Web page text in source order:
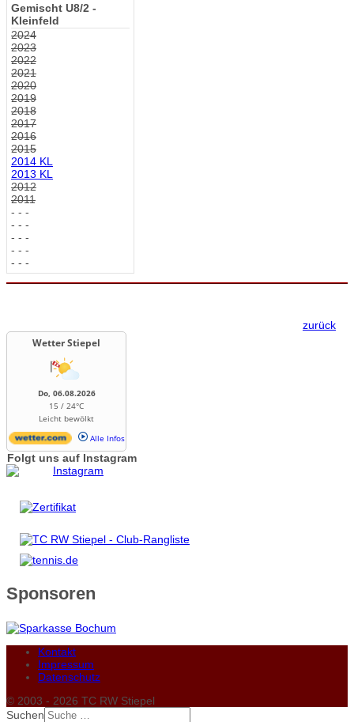
Gemischt U8/2 -
Kleinfeld
2024
2023
2022
2021
2020
2019
2018
2017
2016
2015
2014 KL
2013 KL
2012
2011
- - -
- - -
- - -
- - -
- - -
zurück
Wetter Stiepel
Do, 06.08.2026
15 / 24°C
Leicht bewölkt
Alle Infos
Folgt uns auf Instagram
Sponsoren
Kontakt
Impressum
Datenschutz
© 2003 - 2026 TC RW Stiepel
Suchen